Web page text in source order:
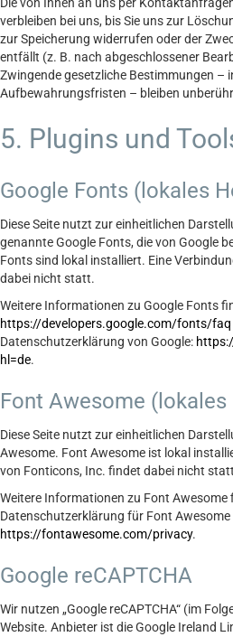
verbleiben bei uns, bis Sie uns zur
zur Speicherung widerrufen oder der
entfällt (z. B. nach abgeschlossener
Zwingende gesetzliche Bestimmungen –
Aufbewahrungsfristen – bleiben
5. Plugins und
Google Fonts (lokales
Diese Seite nutzt zur einheitlichen
genannte Google Fonts, die von Google
Fonts sind lokal installiert. Eine
dabei nicht statt.
Weitere Informationen zu Google Fonts
https://developers.google.com/fonts/faq
Datenschutzerklärung von Google:
hl=de.
Font Awesome
Diese Seite nutzt zur einheitlichen
Awesome. Font Awesome ist lokal
von Fonticons, Inc. findet dabei nicht
Weitere Informationen zu Font Awesome
Datenschutzerklärung für Font Awesome
https://fontawesome.com/privacy.
Google reCAPTCHA
Wir nutzen „Google reCAPTCHA“ (im
Website. Anbieter ist die Google Ireland